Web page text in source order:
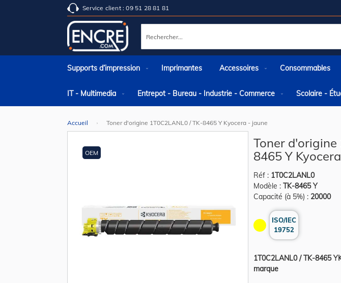
Service client : 09 51 28 81 81
Rechercher
Supports d’impression Imprimantes Accessoires Consommables
IT - Multimedia Entrepot - Bureau - Industrie - Commerce Scolaire -
Accueil
Toner d'origine 1T0C2LANL0 / TK-8465 Y Kyocera - jaune
OEM
Toner d'origine
8465 Y
Réf : 1T0C2LANL0
Modèle : TK-8465 Y
Capacité (à 5%) : 20000
ISO/IEC
19752
1T0C2LANL0 / TK-8465
marque